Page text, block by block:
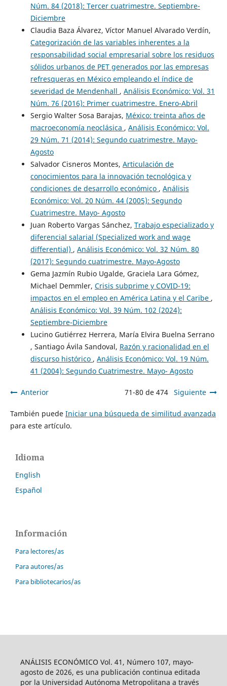
Núm. 84 (2018): Tercer cuatrimestre. Septiembre-
Diciembre
Claudia Baza Álvarez, Víctor Manuel Alvarado Verdín,
Categorización de las variables inherentes a la
responsabilidad social empresarial sobre los residuos
sólidos urbanos de PET generados por las empresas
refresqueras en México empleando el índice de
severidad de Mendenhall , Análisis Económico: Vol. 31
Núm. 76 (2016): Primer cuatrimestre. Enero-Abril
Sergio Walter Sosa Barajas, México: treinta años de
macroeconomía neoclásica , Análisis Económico: Vol.
29 Núm. 71 (2014): Segundo cuatrimestre. Mayo-
Agosto
Salvador Cisneros Montes, Articulación de
conocimientos para la innovación tecnológica y
condiciones de desarrollo económico , Análisis
Económico: Vol. 20 Núm. 44 (2005): Segundo
Cuatrimestre. Mayo- Agosto
Juan Roberto Vargas Sánchez, Trabajo especializado y
diferencial salarial (Specialized work and wage
differential) , Análisis Económico: Vol. 32 Núm. 80
(2017): Segundo cuatrimestre. Mayo-Agosto
Gema Jazmín Rubio Ugalde, Graciela Lara Gómez,
Michael Demmler, Crisis subprime y COVID-19:
impactos en el empleo en América Latina y el Caribe ,
Análisis Económico: Vol. 39 Núm. 102 (2024):
Septiembre-Diciembre
Lucino Gutiérrez Herrera, María Elvira Buelna Serrano
, Santiago Ávila Sandoval, Razón y racionalidad en el
discurso histórico , Análisis Económico: Vol. 19 Núm.
41 (2004): Segundo Cuatrimestre. Mayo- Agosto
Anterior 71-80 de 474 Siguiente
También puede Iniciar una búsqueda de similitud avanzada
para este artículo.
Idioma
English
Español
Información
Para lectores/as
Para autores/as
Para bibliotecarios/as
ANÁLISIS ECONÓMICO Vol. 41, Número 107, mayo-
agosto de 2026, es una publicación continua editada
por la Universidad Autónoma Metropolitana a través